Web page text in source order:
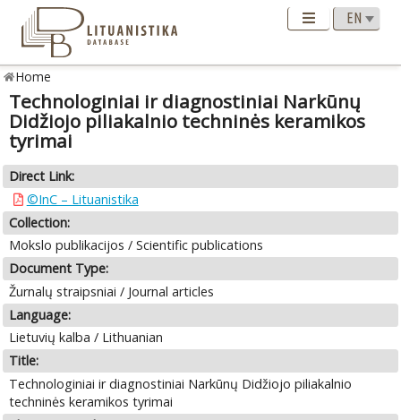
Home
Technologiniai ir diagnostiniai Narkūnų
Didžiojo piliakalnio techninės keramikos
tyrimai
Direct Link:
©InC – Lituanistika
Collection:
Mokslo publikacijos / Scientific publications
Document Type:
Žurnalų straipsniai / Journal articles
Language:
Lietuvių kalba / Lithuanian
Title:
Technologiniai ir diagnostiniai Narkūnų Didžiojo piliakalnio
techninės keramikos tyrimai